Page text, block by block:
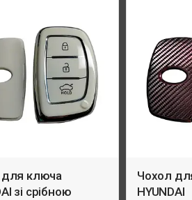
ключа
зі срібною
Чохол
HYUNDAI